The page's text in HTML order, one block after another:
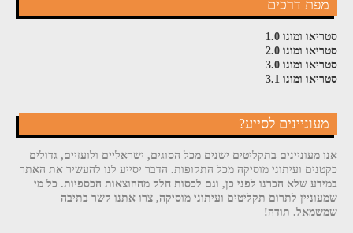
מפת דרכים
סטריאו ומונו 1.0
סטריאו ומונו 2.0
סטריאו ומונו 3.0
סטריאו ומונו 3.1
מעוניינים לסייע?
אנו מעוניינים בתקליטים ישנים מכל הסוגים, ישראליים ולועזיים, גדולים
כקטנים ועיתוני מוסיקה מכל התקופות. הדבר יסייע לנו להעשיר את האתר
במידע שלא הכרנו לפני כן, וגם לכסות חלק מההוצאות הכספיות. כל מי
שמעוניין לתרום תקליטים ועיתוני מוסיקה, צרו אתנו קשר בתיבה
שמשמאל. תודה!